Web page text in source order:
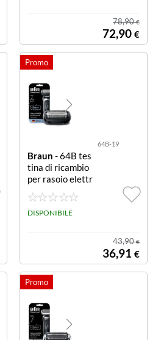
78,90€
72,90 €
64B-19
Braun - 64B tes
tina di ricambio
per rasoio elettr
ico Series 6 TES
TINE PER SERI
E 5 E 6
DISPONIBILE
43,90€
36,91 €